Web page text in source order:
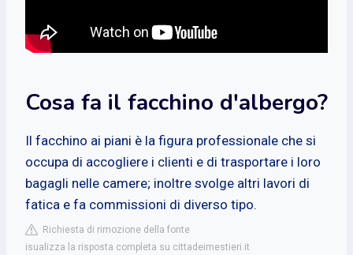
Cosa fa il facchino d'albergo?
Il facchino ai piani è la figura professionale che si
occupa di accogliere i clienti e di trasportare i loro
bagagli nelle camere; inoltre svolge altri lavori di
fatica e fa commissioni di diverso tipo.
Richiesta di rimozione della fonte
isualizza la risposta completa su cittadeimestieri.it